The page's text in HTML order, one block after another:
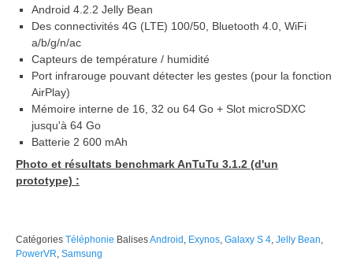
Android 4.2.2 Jelly Bean
Des connectivités 4G (LTE) 100/50, Bluetooth 4.0, WiFi
a/b/g/n/ac
Capteurs de température / humidité
Port infrarouge pouvant détecter les gestes (pour la fonction
AirPlay)
Mémoire interne de 16, 32 ou 64 Go + Slot microSDXC
jusqu'à 64 Go
Batterie 2 600 mAh
Photo et résultats benchmark AnTuTu 3.1.2 (d'un
prototype) :
Catégories Téléphonie BalisesAndroid Exynos Galaxy S 4 Jelly Bean
PowerVR Samsung